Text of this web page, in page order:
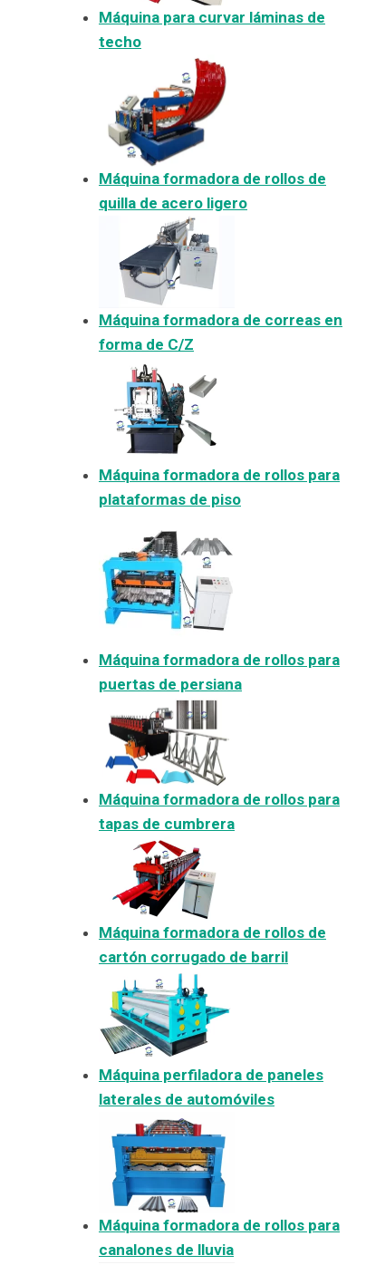
Máquina para curvar láminas de
techo
Máquina formadora de rollos de
quilla de acero ligero
Máquina formadora de correas en
forma de C/Z
Máquina formadora de rollos para
plataformas de piso
Máquina formadora de rollos para
puertas de persiana
Máquina formadora de rollos para
tapas de cumbrera
Máquina formadora de rollos de
cartón corrugado de barril
Máquina perfiladora de paneles
laterales de automóviles
Máquina formadora de rollos para
canalones de lluvia